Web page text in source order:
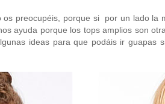
os preocupéis, porque si por un lado la
ayuda porque los tops amplios son
ideas para que podáis ir guapas